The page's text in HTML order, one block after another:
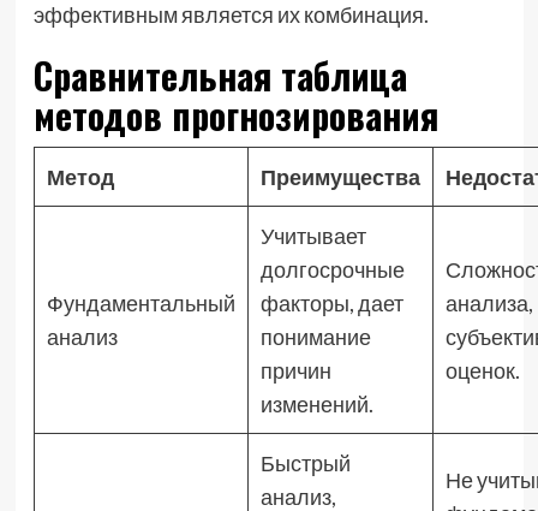
эффективным является их комбинация.
Сравнительная таблица
методов прогнозирования
Метод Преимущества
Фундаментальный
анализ
Учитывает
долгосрочные
факторы, дает
понимание
причин
изменений.
анализа,
оценок.
Быстрый
анализ,
Не